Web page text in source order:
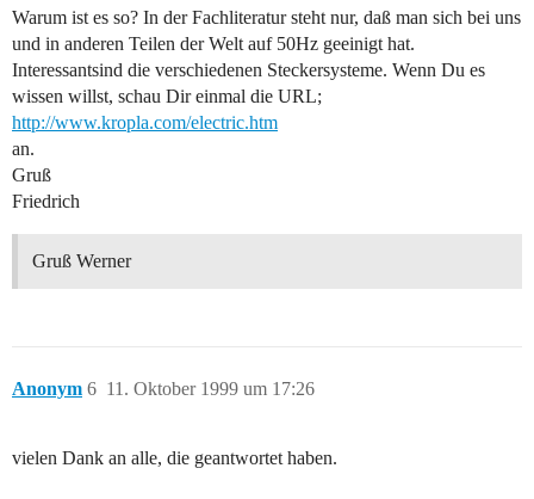
Warum ist es so? In der Fachliteratur steht nur, daß man sich bei uns
und in anderen Teilen der Welt auf 50Hz geeinigt hat.
Interessantsind die verschiedenen Steckersysteme. Wenn Du es
wissen willst, schau Dir einmal die URL;
http://www.kropla.com/electric.htm
an.
Gruß
Friedrich
Gruß Werner
Anonym 11. Oktober 1999 um 17:26
6
vielen Dank an alle, die geantwortet haben.